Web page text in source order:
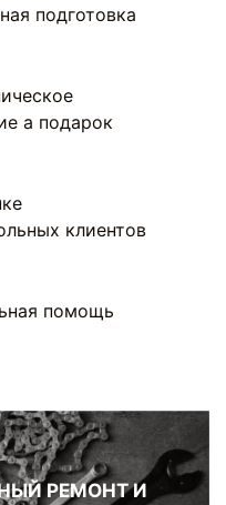
подготовка
а подарок
клиентов
помощь
РЕМОНТ И